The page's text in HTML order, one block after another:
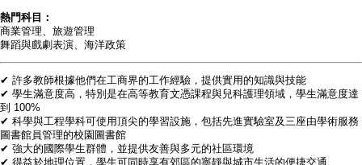
熱門科目：
商業管理、旅遊管理
舞蹈與戲劇表演、海洋政策
✔ 許多教師根據他們在工商界的工作經驗，提供實用的知識與技能
✔ 學生滿意度高，特別是在高等教育文憑課程與兒科護理領域，學生滿意度達
到 100%
✔ 科學與工程學科可使用頂尖的學習設施，包括先進實驗室及三座由學術服務
圖書館員管理的校園圖書館
✔ 強大的國際學生群體，並提供友善與多元的社區環境
✔ 得益於地理位置，學生可同時享有郊區的寧靜與城市生活的便捷交通